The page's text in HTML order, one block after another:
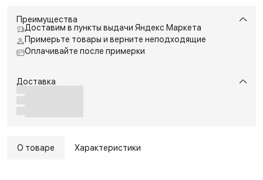
Преимущества
Доставим в пункты выдачи Яндекс Маркета
Примерьте товары и верните неподходящие
Оплачивайте после примерки
Доставка
О товаре Характеристики